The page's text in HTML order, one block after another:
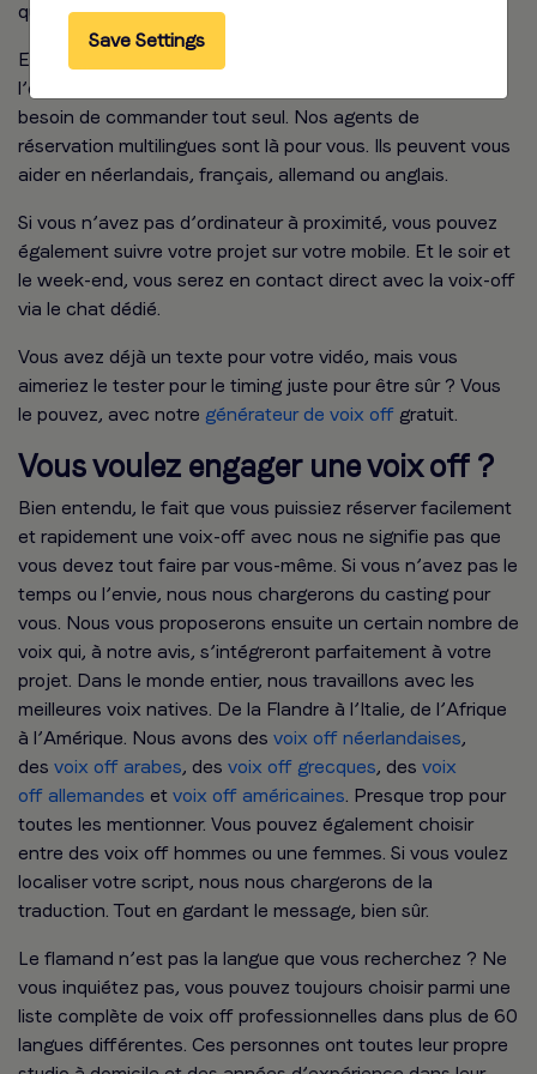
que nos concurrent travaillent toujours sur le devis.
Etape par étape, nous vous accompagnons dans
l’enregistrement de votre voix off. Mais vous n’avez pas
besoin de commander tout seul. Nos agents de
réservation multilingues sont là pour vous. Ils peuvent vous
aider en néerlandais, français, allemand ou anglais.
Si vous n’avez pas d’ordinateur à proximité, vous pouvez
également suivre votre projet sur votre mobile. Et le soir et
le week-end, vous serez en contact direct avec la voix-off
via le chat dédié.
Vous avez déjà un texte pour votre vidéo, mais vous
aimeriez le tester pour le timing juste pour être sûr ? Vous
le pouvez, avec notre générateur de voix off gratuit.
Vous voulez engager une voix off ?
Bien entendu, le fait que vous puissiez réserver facilement
et rapidement une voix-off avec nous ne signifie pas que
vous devez tout faire par vous-même. Si vous n’avez pas le
temps ou l’envie, nous nous chargerons du casting pour
vous. Nous vous proposerons ensuite un certain nombre de
voix qui, à notre avis, s’intégreront parfaitement à votre
projet. Dans le monde entier, nous travaillons avec les
meilleures voix natives. De la Flandre à l’Italie, de l’Afrique
à l’Amérique. Nous avons des voix off néerlandaises,
des voix off arabes, des voix off grecques, des voix
off allemandes et voix off américaines. Presque trop pour
toutes les mentionner. Vous pouvez également choisir
entre des voix off hommes ou une femmes. Si vous voulez
localiser votre script, nous nous chargerons de la
traduction. Tout en gardant le message, bien sûr.
Le flamand n’est pas la langue que vous recherchez ? Ne
vous inquiétez pas, vous pouvez toujours choisir parmi une
liste complète de voix off professionnelles dans plus de 60
langues différentes. Ces personnes ont toutes leur propre
Save Settings